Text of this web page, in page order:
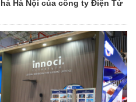
Hà Nội của công ty Điện Tử